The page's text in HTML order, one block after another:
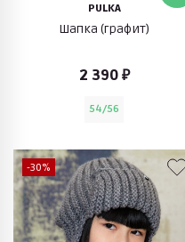
PULKA
Шапка (графит)
2 390 ₽
54/56
-30%